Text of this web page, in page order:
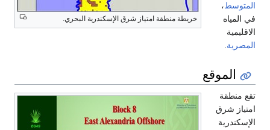
خريطة منطقة امتياز شرق الإسكندرية البحري.
المتوسط،
في المياه
الاقليمية
المصرية
الموقع
تقع منطقة
امتياز شرق
الإسكندرية